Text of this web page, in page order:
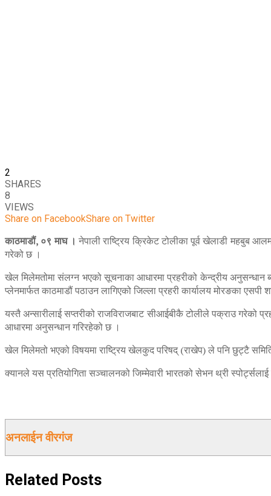
2
SHARES
8
VIEWS
Share on FacebookShare on Twitter
काठमाडौं, ०९ माघ । नेपाली राष्ट्रिय क्रिकेट टोलीका पूर्व खेलाडी महबुब
गरेको छ ।
खेल मिलेमतोमा संलग्न भएको सूचनाका आधारमा प्रहरीको केन्द्रीय अनुसन्धान
प्लेनमार्फत काठमाडौं पठाउन लागिएको जिल्ला प्रहरी कार्यालय मोरङका एसपी
यस्तै अन्सारीलाई सप्तरीको राजविराजबाट सीआईबीकै टोलीले पक्राउ गरेको
आधारमा अनुसन्धान गरिरहेको छ ।
खेल मिलेमतो भएको विषयमा राष्ट्रिय खेलकुद परिषद् (राखेप) ले पनि छुट्टै
क्यानले यस प्रतियोगिता सञ्चालनको जिम्मेवारी भारतको सेभन थ्री
अनलाईन वीरगंज
Related Posts